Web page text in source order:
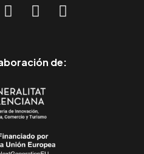
de: